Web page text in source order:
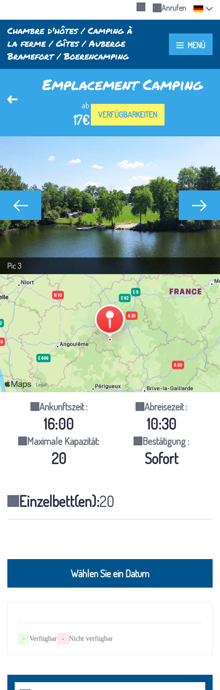
Anrufen
Chambre d'hôtes / Camping à
la ferme / Gîtes / Auberge
Bramefort / Boerencamping
MENÜ
Emplacement Camping
ab
17€ VERFÜGBARKEITEN
Pic 3
Ankunftszeit :
16:00
Abreisezeit :
10:30
Maximale Kapazität:
20
Bestätigung :
Sofort
Einzelbett(en):20
Wählen Sie ein Datum
- Verfügbar - Nicht verfügbar